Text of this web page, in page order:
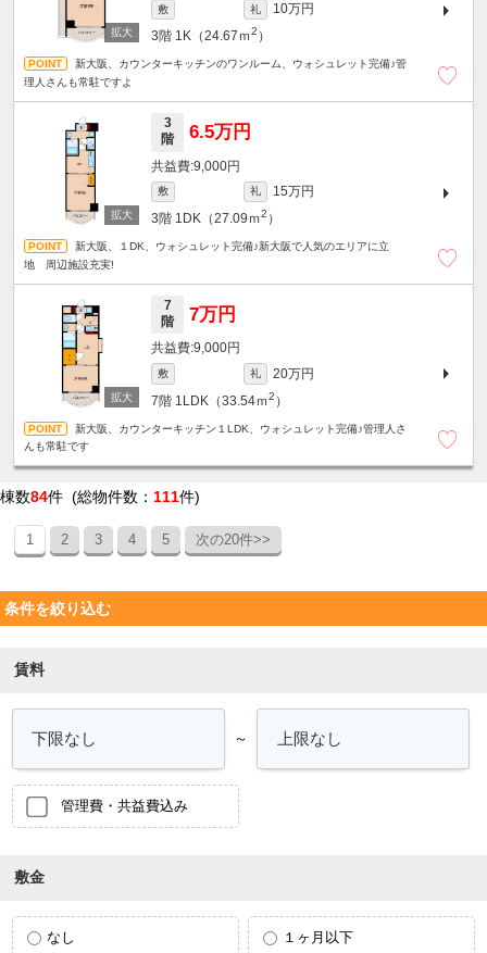
敷 礼
10万円
3階 1K（24.67ｍ2 ）
新大阪、カウンターキッチンのワンルーム、ウォシュレット完備♪管
理人さんも常駐ですよ
3
階
6.5万円
9,000円
敷 礼
15万円
3階 1DK（27.09ｍ2 ）
新大阪、１DK、ウォシュレット完備♪新大阪で人気のエリアに立
地 周辺施設充実!
7
階
7万円
9,000円
敷 礼
20万円
7階 1LDK（33.54ｍ2 ）
新大阪、カウンターキッチン１LDK、ウォシュレット完備♪管理人さ
んも常駐です
棟数84件 (総物件数： 111件)
1 2 3 4 5 次の20件>>
条件を絞り込む
賃料
～
管理費・共益費込み
敷金
なし １ヶ月以下